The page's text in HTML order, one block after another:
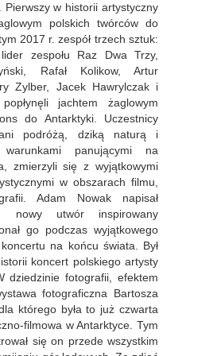
Pierwszy w historii artystyczny
polskich twórców do
2017 r. zespół trzech sztuk:
zespołu Raz Dwa Trzy,
Rafał Kolikow, Artur
Zylber, Jacek Hawrylczak i
jachtem żaglowym
do Antarktyki. Uczestnicy
podróżą, dziką naturą i
warunkami panującymi na
zmierzyli się z wyjątkowymi
w obszarach filmu,
Adam Nowak napisał
nowy utwór inspirowany
go podczas wyjątkowego
na końcu świata. Był
koncert polskiego artysty
dziedzinie fotografii, efektem
fotograficzna Bartosza
którego była to już czwarta
filmowa w Antarktyce. Tym
się on przede wszystkim